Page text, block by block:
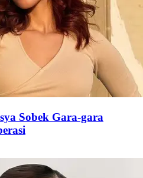
Sobek Gara-gara